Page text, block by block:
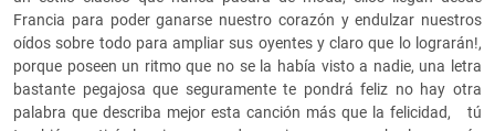
Francia para poder ganarse nuestro corazón y endulzar nuestros
oídos sobre todo para ampliar sus oyentes y claro que lo lograrán!,
porque poseen un ritmo que no se la había visto a nadie, una letra
bastante pegajosa que seguramente te pondrá feliz no hay otra
palabra que describa mejor esta canción más que la felicidad, tú